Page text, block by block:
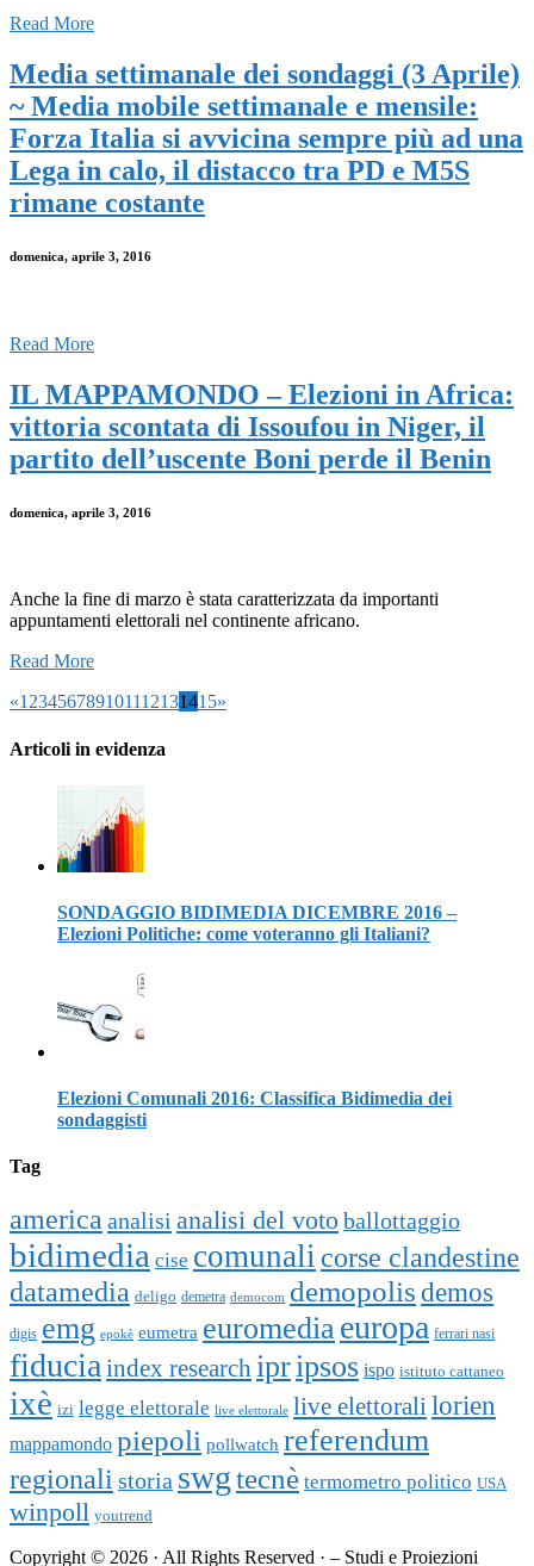
Read More
Media settimanale dei sondaggi (3 Aprile)
~ Media mobile settimanale e mensile:
Forza Italia si avvicina sempre più ad una
Lega in calo, il distacco tra PD e M5S
rimane costante
domenica, aprile 3, 2016
Read More
IL MAPPAMONDO – Elezioni in Africa:
vittoria scontata di Issoufou in Niger, il
partito dell’uscente Boni perde il Benin
domenica, aprile 3, 2016
Anche la fine di marzo è stata caratterizzata da importanti
appuntamenti elettorali nel continente africano.
Read More
«123456789101112131415»
Articoli in evidenza
SONDAGGIO BIDIMEDIA DICEMBRE 2016 –
Elezioni Politiche: come voteranno gli Italiani?
Elezioni Comunali 2016: Classifica Bidimedia dei
sondaggisti
Tag
america analisi analisi del votoballottaggio
bidimedia cise comunali corse clandestine
datamedia deligo demetra democom demopolisdemos
digis emg epokè eumetra euromediaeuropa ferrari nasi
fiduciaindex researchipripsos ispo istituto cattaneo
ixè izi legge elettorale live elettorale live elettorali lorien
mappamondo piepoli pollwatch referendum
regionalistoria swgtecnè termometro politico USA
winpoll youtrend
Copyright © 2026 · All Rights Reserved · – Studi e Proiezioni